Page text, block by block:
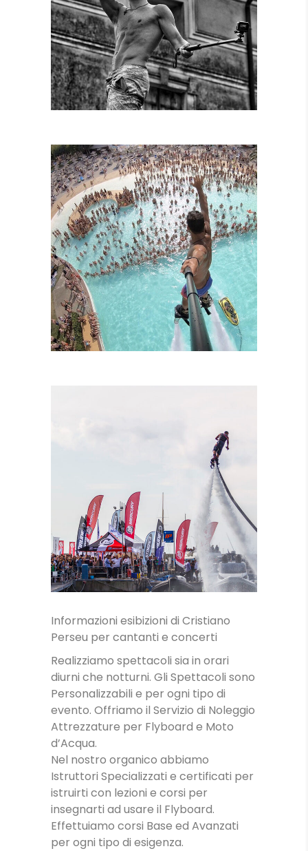
DIURNI E
NOTTURNI
SPETTACOLI IN
PISCINA
LEZIONI
Informazioni esibizioni di Cristiano
Perseu per cantanti e concerti
Realizziamo spettacoli sia in orari
diurni che notturni. Gli Spettacoli sono
Personalizzabili e per ogni tipo di
evento. Offriamo il Servizio di Noleggio
Attrezzature per Flyboard e Moto
d’Acqua.
Nel nostro organico abbiamo
Istruttori Specializzati e certificati per
istruirti con lezioni e corsi per
insegnarti ad usare il Flyboard.
Effettuiamo corsi Base ed Avanzati
per ogni tipo di esigenza.